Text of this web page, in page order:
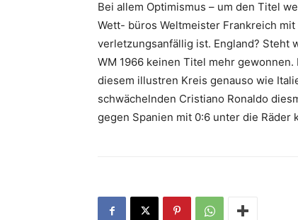
Bei allem Optimismus – um den Titel
Wett- büros Weltmeister Frankreich
verletzungsanfällig ist. England? Steht
WM 1966 keinen Titel mehr
diesem illustren Kreis genauso wie
schwächelnden Cristiano Ronaldo
gegen Spanien mit 0:6 unter die Räder